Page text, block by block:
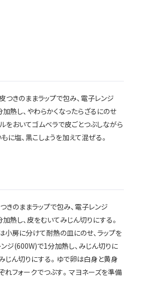
つきのままラップで包み、電子レンジ
加熱し、やわらかくなったらざるにのせ
をおいてゴムベラで皮ごとつぶしながら
もに塩、黒こしょうを加えて混ぜる。
きのままラップで包み、電子レンジ
加熱し、皮をむいてみじん切りにする。
小房に分けて耐熱の皿にのせ、ラップを
ジ(600W)で1分加熱し、みじん切りに
じん切りにする。ゆで卵は白身と黄身
れフォークでつぶす。マヨネーズを準備